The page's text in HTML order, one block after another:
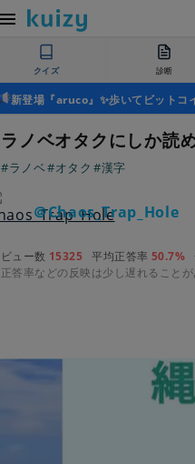
クイズ 診断
新登場『aruco』✨歩いてビットコ
ラノベオタクにしか読
#ラノベ#オタク #漢字
＠Chaos_Trap_Hole
ビュー数 15325 平均正答率 50.7%
正答率などの反映は少し遅れることが